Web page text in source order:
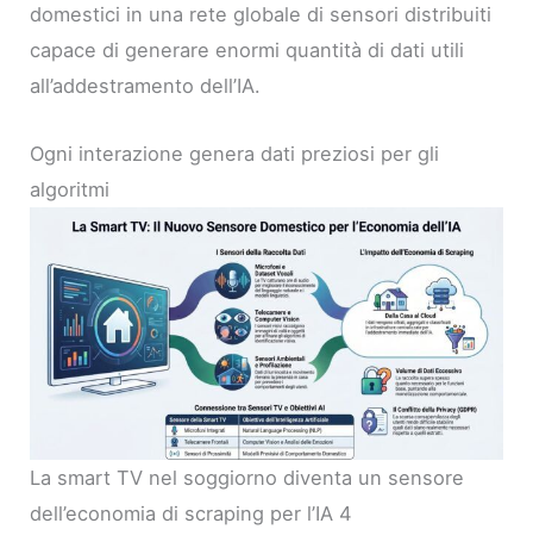
domestici in una rete globale di sensori distribuiti
capace di generare enormi quantità di dati utili
all’addestramento dell’IA.
Ogni interazione genera dati preziosi per gli
algoritmi
La smart TV nel soggiorno diventa un sensore
dell’economia di scraping per l’IA 4